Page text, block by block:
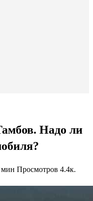
Надо ли
мин Просмотров 4.4к.